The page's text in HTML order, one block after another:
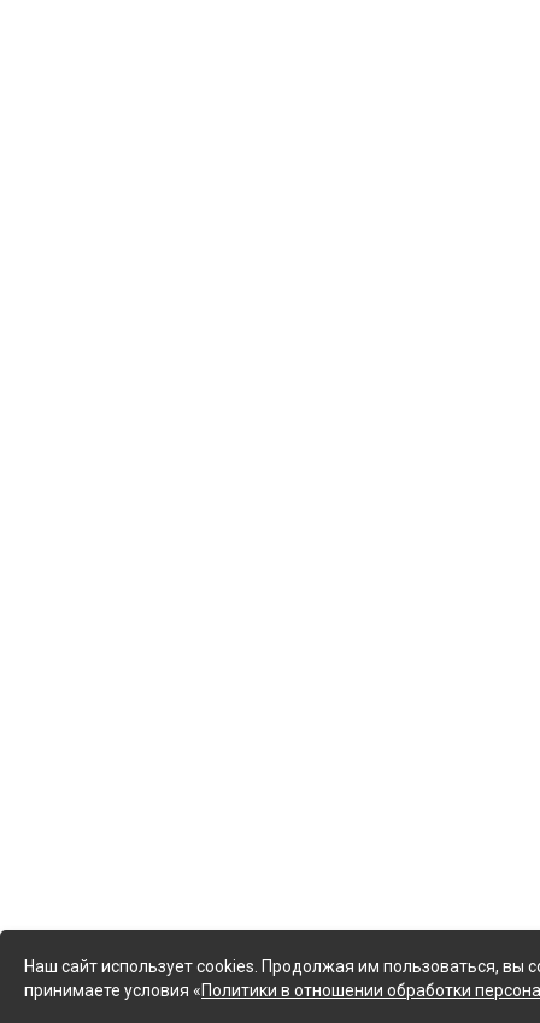
Наш сайт использует cookies. Продолжая им пользоваться, вы
принимаете условия «Политики в отношении обработки